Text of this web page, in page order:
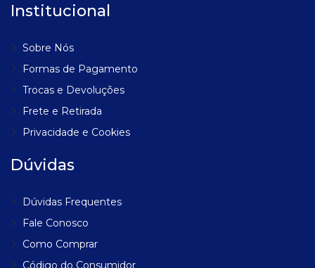
Institucional
Sobre Nós
Formas de Pagamento
Trocas e Devoluções
Frete e Retirada
Privacidade e Cookies
Dúvidas
Dúvidas Frequentes
Fale Conosco
Como Comprar
Código do Consumidor